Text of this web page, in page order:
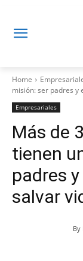
Home
misión: ser padres y
Empresariales
Más de
tienen
padres
salvar
By